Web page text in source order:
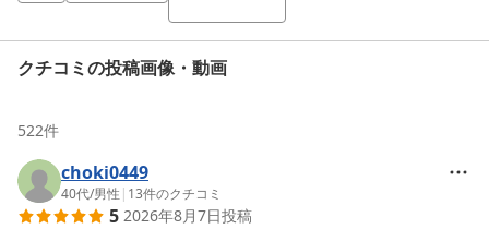
クチコミの投稿画像・動画
522件
choki0449
40代/男性 | 13件のクチコミ
5 2026年8月7日投稿